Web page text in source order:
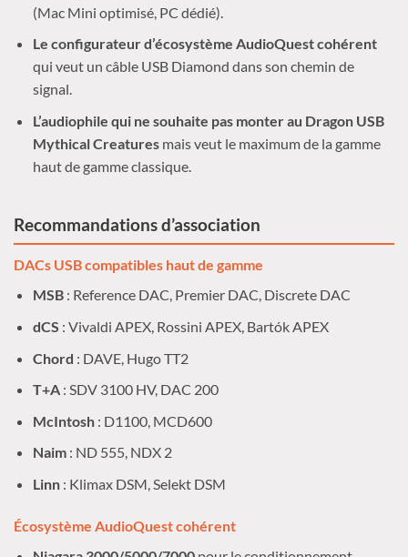
(Mac Mini optimisé, PC dédié).
Le configurateur d’écosystème AudioQuest cohérent
qui veut un câble USB Diamond dans son chemin de
signal.
L’audiophile qui ne souhaite pas monter au Dragon USB
Mythical Creaturesmais veut le maximum de la gamme
haut de gamme classique.
Recommandations d’association
DACs USB compatibles haut de gamme
MSB: Reference DAC, Premier DAC, Discrete DAC
dCS : Vivaldi APEX, Rossini APEX, Bartók APEX
Chord : DAVE, Hugo TT2
T+A: SDV 3100 HV, DAC 200
McIntosh: D1100, MCD600
Naim: ND 555, NDX 2
Linn: Klimax DSM, Selekt DSM
Écosystème AudioQuest cohérent